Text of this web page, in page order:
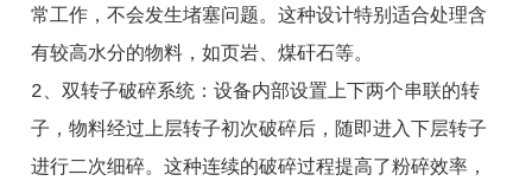
常工作，不会发生堵塞问题。这种设计特别适合处理含
有较高水分的物料，如页岩、煤矸石等。
2、双转子破碎系统：设备内部设置上下两个串联的转
子，物料经过上层转子初次破碎后，随即进入下层转子
进行二次细碎。这种连续的破碎过程提高了粉碎效率，